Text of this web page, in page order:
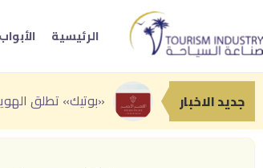
الرئيسية
جديد الاخبار «بوتيك» تطلق
جدة تعزز حضورها
انطلاق النسخة